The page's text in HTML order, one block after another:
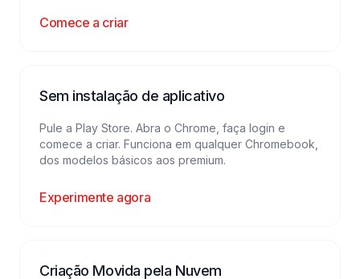
Comece a criar
Sem instalação de aplicativo
Pule a Play Store. Abra o Chrome, faça login e
comece a criar. Funciona em qualquer Chromebook,
dos modelos básicos aos premium.
Experimente agora
Criação Movida pela Nuvem